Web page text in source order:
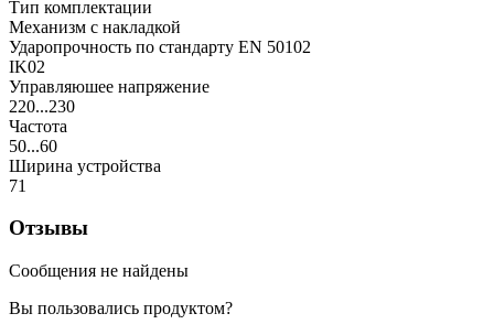
Тип комплектации
Механизм с накладкой
Ударопрочность по стандарту EN 50102
IK02
Управляюшее напряжение
220...230
Частота
50...60
Ширина устройства
71
Отзывы
Сообщения не найдены
Вы пользовались продуктом?